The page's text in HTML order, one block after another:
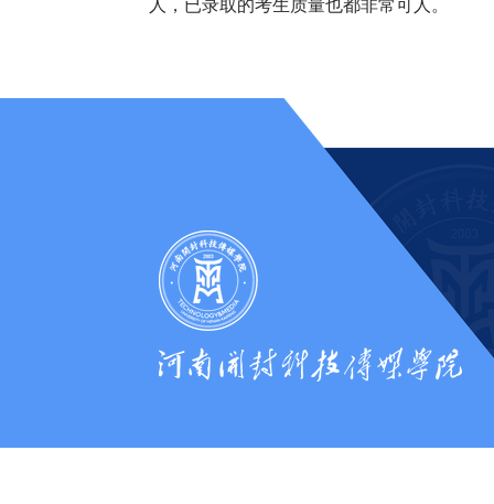
人，已录取的考生质量也都非常可人。